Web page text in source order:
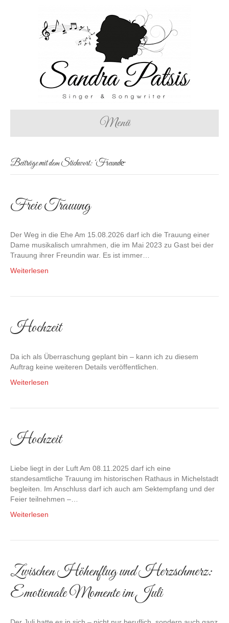
Menü
Beiträge mit dem Stichwort: ‘Freunde̵
Freie Trauung
Der Weg in die Ehe Am 15.08.2026 darf ich die Trauung einer
Dame musikalisch umrahmen, die im Mai 2023 zu Gast bei der
Trauung ihrer Freundin war. Es ist immer…
Weiterlesen
Hochzeit
Da ich als Überraschung geplant bin – kann ich zu diesem
Auftrag keine weiteren Details veröffentlichen.
Weiterlesen
Hochzeit
Liebe liegt in der Luft Am 08.11.2025 darf ich eine
standesamtliche Trauung im historischen Rathaus in Michelstadt
begleiten. Im Anschluss darf ich auch am Sektempfang und der
Feier teilnehmen –…
Weiterlesen
Zwischen Höhenflug und Herzschmerz:
Emotionale Momente im Juli